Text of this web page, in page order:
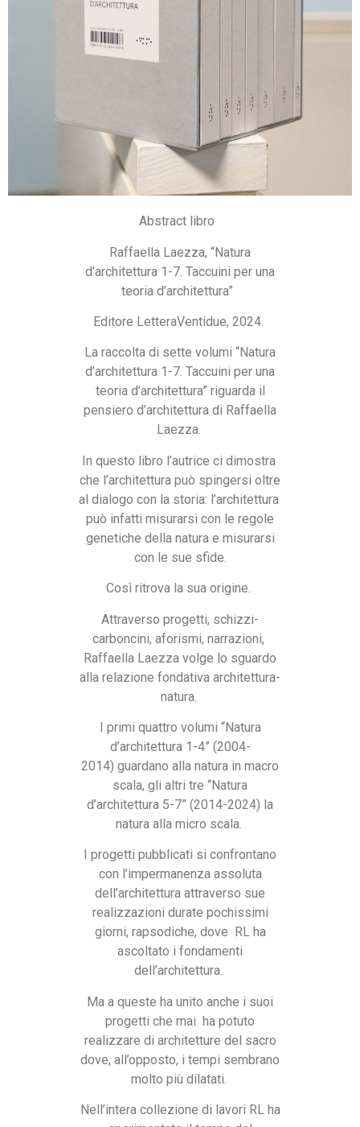
Abstract libro
Raffaella Laezza, “Natura
d’architettura 1-7. Taccuini per una
teoria d’architettura”
Editore LetteraVentidue, 2024.
La raccolta di sette volumi “Natura
d’architettura 1-7. Taccuini per una
teoria d’architettura” riguarda il
pensiero d’architettura di Raffaella
Laezza.
In questo libro l’autrice ci dimostra
che l’architettura può spingersi oltre
al dialogo con la storia: l’architettura
può infatti misurarsi con le regole
genetiche della natura e misurarsi
con le sue sfide.
Così ritrova la sua origine.
Attraverso progetti, schizzi-
carboncini, aforismi, narrazioni,
Raffaella Laezza volge lo sguardo
alla relazione fondativa architettura-
natura.
I primi quattro volumi “Natura
d’architettura 1-4” (2004-
2014) guardano alla natura in macro
scala, gli altri tre “Natura
d’architettura 5-7” (2014-2024) la
natura alla micro scala.
I progetti pubblicati si confrontano
con l’impermanenza assoluta
dell’architettura attraverso sue
realizzazioni durate pochissimi
giorni, rapsodiche, dove RL ha
ascoltato i fondamenti
dell’architettura.
Ma a queste ha unito anche i suoi
progetti che mai ha potuto
realizzare di architetture del sacro
dove, all’opposto, i tempi sembrano
molto più dilatati.
Nell’intera collezione di lavori RL ha